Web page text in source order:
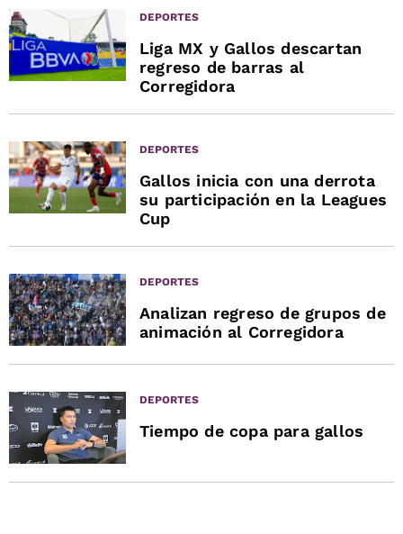
DEPORTES
Liga MX y Gallos descartan
regreso de barras al
Corregidora
DEPORTES
Gallos inicia con una derrota
su participación en la Leagues
Cup
DEPORTES
Analizan regreso de grupos de
animación al Corregidora
DEPORTES
Tiempo de copa para gallos